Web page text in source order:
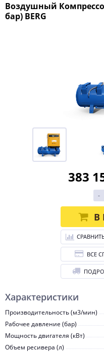
Воздушный
бар) BERG
Характеристики
Производительность (м3/мин)
Рабочее давление (бар)
Мощность двигателя (кВт)
Объем ресивера (л)
383
-
В
ВСЕ